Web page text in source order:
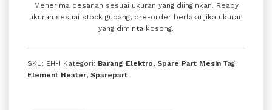
Menerima pesanan sesuai ukuran yang diinginkan. Ready
ukuran sesuai stock gudang, pre-order berlaku jika ukuran
yang diminta kosong.
SKU: EH-I Kategori: Barang Elektro, Spare Part Mesin Tag:
Element Heater, Sparepart